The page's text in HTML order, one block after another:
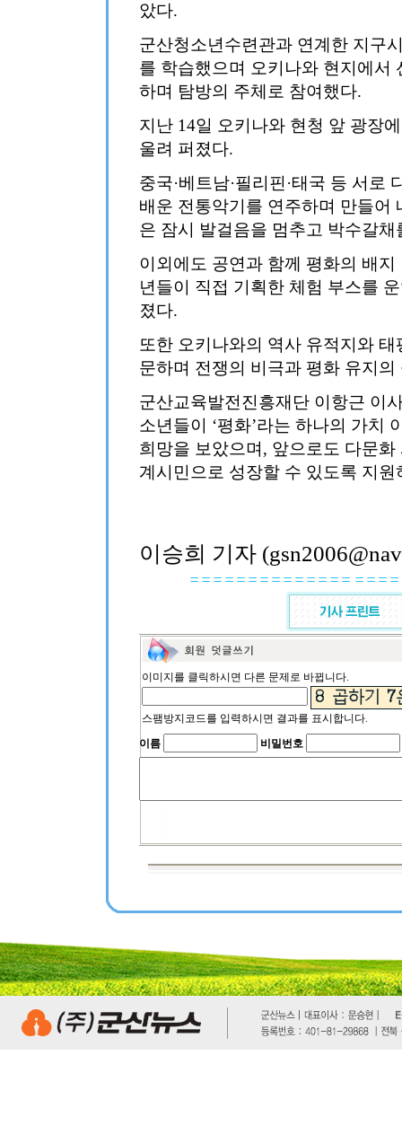
았다.
군산청소년수련관과 연계한 지구
를 학습했으며 오키나와 현지에서
하며 탐방의 주체로 참여했다.
지난 14일 오키나와 현청 앞 광장
울려 퍼졌다.
중국·베트남·필리핀·태국 등 서로
배운 전통악기를 연주하며 만들어
은 잠시 발걸음을 멈추고 박수갈채
이외에도 공연과 함께 평화의 배
년들이 직접 기획한 체험 부스를
졌다.
또한 오키나와의 역사 유적지와
문하며 전쟁의 비극과 평화 유지
군산교육발전진흥재단 이항근 이
소년들이 ‘평화’라는 하나의 가치
희망을 보았으며, 앞으로도 다문
계시민으로 성장할 수 있도록 지
이승희 기자
이미지를 클릭하시면 다른 문제로 바뀝니다.
스팸방지코드를 입력하시면 결과를 표시합니다.
이름
비밀번호